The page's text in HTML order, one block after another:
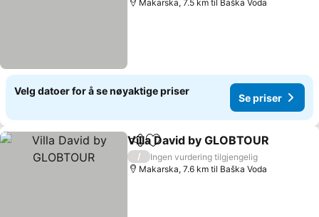
Makarska, 7.5 km til Baška Voda
Velg datoer for å se nøyaktige priser
Se priser
Del Legg til i favoritter
Villa David by GLOBTOUR
/
Ingen vurdering tilgjengelig
Makarska, 7.6 km til Baška Voda